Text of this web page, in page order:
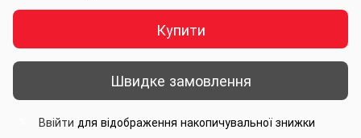
Купити
Швидке замовлення
Ввійти для відображення накопичувальної знижки